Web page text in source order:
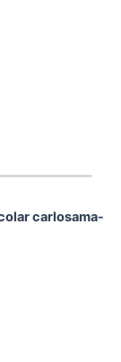
carlosama-